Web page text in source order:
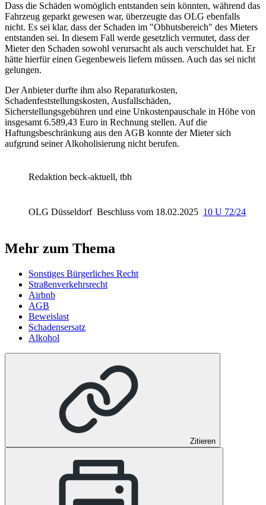
Dass die Schäden womöglich entstanden sein könnten, während das
Fahrzeug geparkt gewesen war, überzeugte das OLG ebenfalls
nicht. Es sei klar, dass der Schaden im "Obhutsbereich" des Mieters
entstanden sei. In diesem Fall werde gesetzlich vermutet, dass der
Mieter den Schaden sowohl verursacht als auch verschuldet hat. Er
hätte hierfür einen Gegenbeweis liefern müssen. Auch das sei nicht
gelungen.
Der Anbieter durfte ihm also Reparaturkosten,
Schadenfeststellungskosten, Ausfallschäden,
Sicherstellungsgebühren und eine Unkostenpauschale in Höhe von
insgesamt 6.589,43 Euro in Rechnung stellen. Auf die
Haftungsbeschränkung aus den AGB konnte der Mieter sich
aufgrund seiner Alkoholisierung nicht berufen.
Redaktion beck-aktuell, tbh
OLG Düsseldorf Beschluss vom 18.02.2025 10 U 72/24
Mehr zum Thema
Sonstiges Bürgerliches Recht
Straßenverkehrsrecht
Airbnb
AGB
Beweislast
Schadensersatz
Alkohol
Zitieren